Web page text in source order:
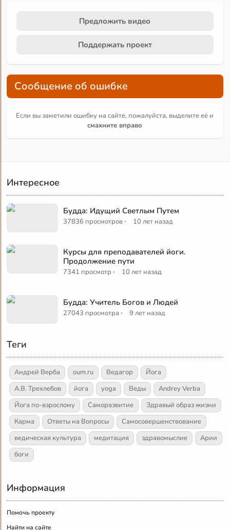
Предложить видео
Поддержать проект
Сообщение об ошибке
Если вы заметили ошибку на сайте, пожалуйста, выделите её и
смахните вправо
Интересное
Будда: Идущий Светлым Путем
37836 просмотров · 10 лет назад
Курсы для преподавателей йоги.
Продолжение пути
7341 просмотр · 10 лет назад
Будда: Учитель Богов и Людей
27043 просмотра · 9 лет назад
Теги
Андрей Верба oum.ru Ведагор
Йога
А.В. Трехлебов
йога yoga Веды
Andrey Verba
Йога по-взрослому
Саморазвитие
Здравый образ жизни
Карма
Ответы на Вопросы
Самосовершенствование
ведическая культура
медитация здравомыслие
Арии
боги
Информация
Помочь проекту
Найти на сайте